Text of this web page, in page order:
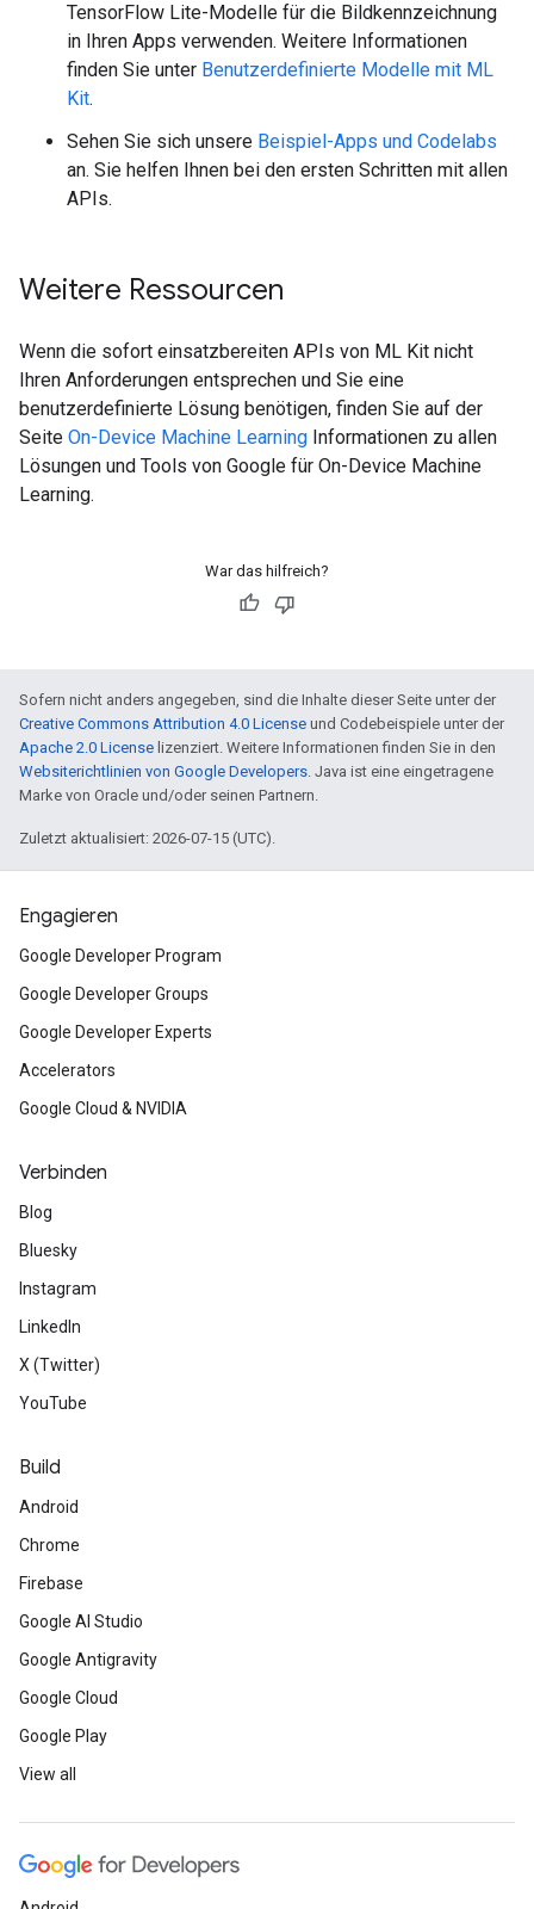
TensorFlow Lite-Modelle für die Bildkennzeichnung
in Ihren Apps verwenden. Weitere Informationen
finden Sie unter Benutzerdefinierte Modelle mit ML
Kit.
Sehen Sie sich unsere Beispiel-Apps und Codelabs
an. Sie helfen Ihnen bei den ersten Schritten mit allen
APIs.
Weitere Ressourcen
Wenn die sofort einsatzbereiten APIs von ML Kit nicht
Ihren Anforderungen entsprechen und Sie eine
benutzerdefinierte Lösung benötigen, finden Sie auf der
Seite On-Device Machine Learning Informationen zu allen
Lösungen und Tools von Google für On-Device Machine
Learning.
War das hilfreich?
Sofern nicht anders angegeben, sind die Inhalte dieser Seite unter der
Creative Commons Attribution 4.0 License und Codebeispiele unter der
Apache 2.0 License lizenziert. Weitere Informationen finden Sie in den
Websiterichtlinien von Google Developers. Java ist eine eingetragene
Marke von Oracle und/oder seinen Partnern.
Zuletzt aktualisiert: 2026-07-15 (UTC).
Engagieren
Google Developer Program
Google Developer Groups
Google Developer Experts
Accelerators
Google Cloud & NVIDIA
Verbinden
Blog
Bluesky
Instagram
LinkedIn
X (Twitter)
YouTube
Build
Android
Chrome
Firebase
Google AI Studio
Google Antigravity
Google Cloud
Google Play
View all